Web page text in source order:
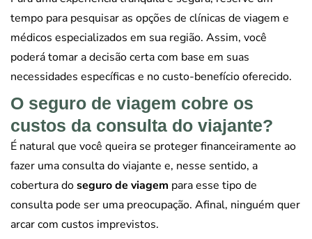
tempo para pesquisar as opções de clínicas de viagem e
médicos especializados em sua região. Assim, você
poderá tomar a decisão certa com base em suas
necessidades específicas e no custo-benefício oferecido.
O seguro de viagem cobre os
custos da consulta do viajante?
É natural que você queira se proteger financeiramente ao
fazer uma consulta do viajante e, nesse sentido, a
cobertura doseguro de viagem para esse tipo de
consulta pode ser uma preocupação. Afinal, ninguém quer
arcar com custos imprevistos.